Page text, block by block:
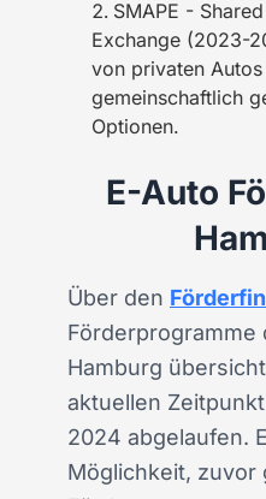
SMAPE -
Exchange (2023-
von privaten
gemeinschaftlich
Optionen.
E-Auto
Über den
Förderprogramme
Hamburg
aktuellen
2024 abgelaufen.
Möglichkeit, zuvor